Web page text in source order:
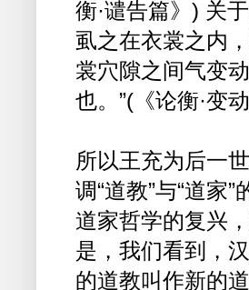
衡·谴告篇》) 关
虱之在衣裳之内
裳穴隙之间气变
也。”(《论衡·变
所以王充为后一
调“道教”与“道家
道家哲学的复兴
是，我们看到，
的道教叫作新的